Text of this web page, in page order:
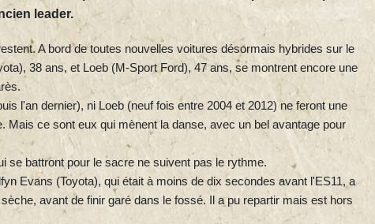
leader.
A bord de toutes nouvelles voitures désormais hybrides sur le
38 ans, et Loeb (M-Sport Ford), 47 ans, se montrent encore une
l'an dernier), ni Loeb (neuf fois entre 2004 et 2012) ne feront une
Mais ce sont eux qui mènent la danse, avec un bel avantage pour
se battront pour le sacre ne suivent pas le rythme.
Evans (Toyota), qui était à moins de dix secondes avant l'ES11, a
avant de finir garé dans le fossé. Il a pu repartir mais est hors